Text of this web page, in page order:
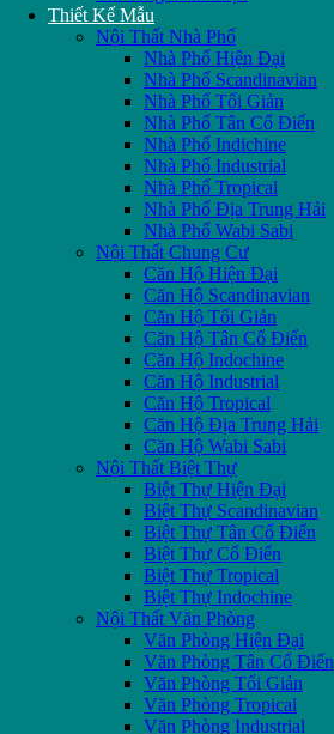
Thiết Kế Mẫu
Nội Thất Nhà Phố
Nhà Phố Hiện Đại
Nhà Phố Scandinavian
Nhà Phố Tối Giản
Nhà Phố Tân Cổ Điển
Nhà Phố Indichine
Nhà Phố Industrial
Nhà Phố Tropical
Nhà Phố Địa Trung Hải
Nhà Phố Wabi Sabi
Nội Thất Chung Cư
Căn Hộ Hiện Đại
Căn Hộ Scandinavian
Căn Hộ Tối Giản
Căn Hộ Tân Cổ Điển
Căn Hộ Indochine
Căn Hộ Industrial
Căn Hộ Tropical
Căn Hộ Địa Trung Hải
Căn Hộ Wabi Sabi
Nội Thất Biệt Thự
Biệt Thự Hiện Đại
Biệt Thự Scandinavian
Biệt Thự Tân Cổ Điển
Biệt Thự Cổ Điển
Biệt Thự Tropical
Biệt Thự Indochine
Nội Thất Văn Phòng
Văn Phòng Hiện Đại
Văn Phòng Tân Cổ Điển
Văn Phòng Tối Giản
Văn Phòng Tropical
Văn Phòng Industrial